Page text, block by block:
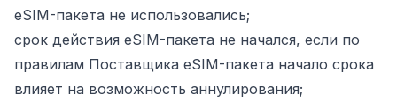
eSIM-пакета не использовались;
срок действия eSIM-пакета не начался, если по
правилам Поставщика eSIM-пакета начало срока
влияет на возможность аннулирования;